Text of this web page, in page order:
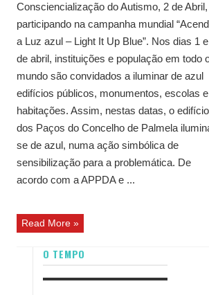
Consciencialização do Autismo, 2 de Abril,
participando na campanha mundial
a Luz azul – Light It Up Blue”. Nos dias 1
de abril, instituições e população em todo
mundo são convidados a iluminar de azul
edifícios públicos, monumentos, escolas e
habitações. Assim, nestas datas, o edifício
dos Paços do Concelho de Palmela
se de azul, numa ação simbólica de
sensibilização para a problemática. De
acordo com a APPDA e ...
Read More »
O TEMPO